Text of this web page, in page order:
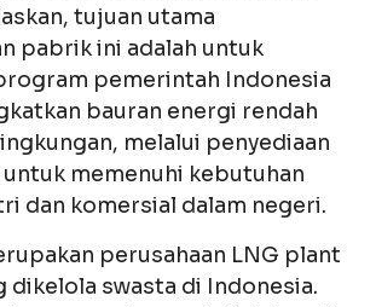
tujuan utama
pabrik ini adalah untuk
pemerintah Indonesia
bauran energi rendah
melalui penyediaan
untuk memenuhi kebutuhan
dan komersial dalam negeri.
perusahaan LNG plant
dikelola swasta di Indonesia.